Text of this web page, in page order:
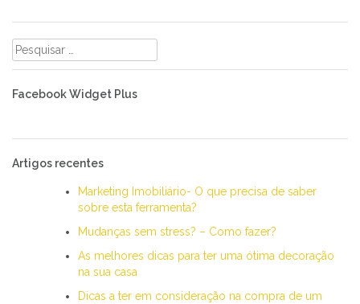
Pesquisar
por:
Facebook Widget Plus
Artigos recentes
Marketing Imobiliário- O que precisa de saber
sobre esta ferramenta?
Mudanças sem stress? – Como fazer?
As melhores dicas para ter uma ótima decoração
na sua casa
Dicas a ter em consideração na compra de um